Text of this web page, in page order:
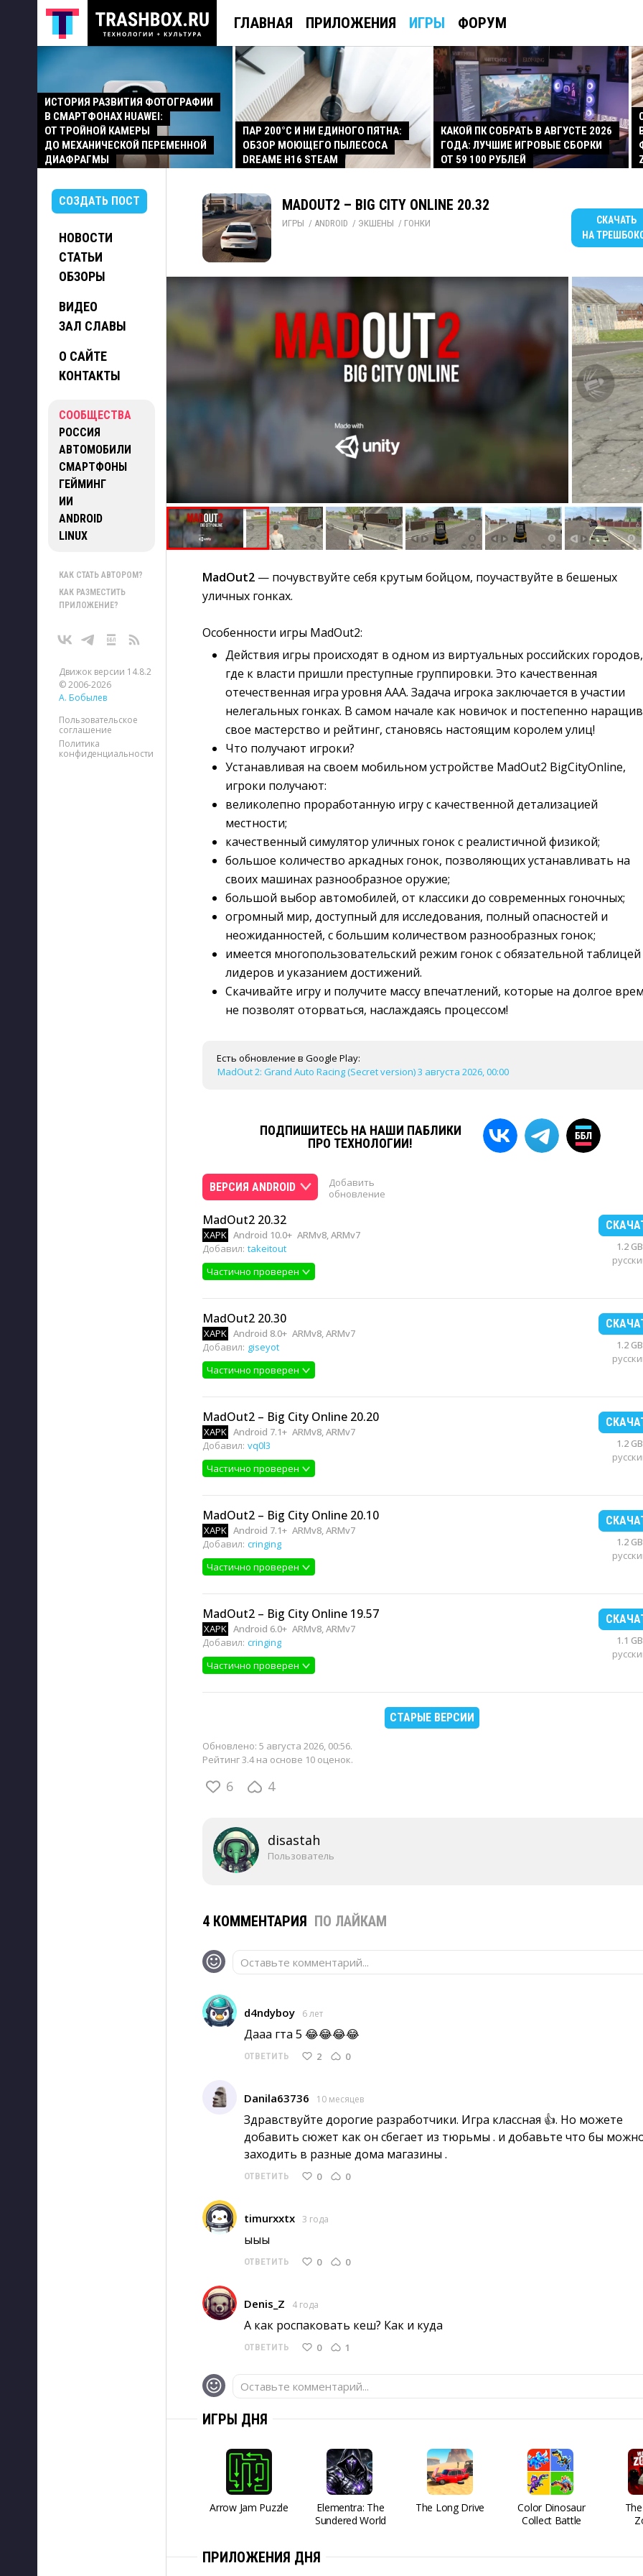
ГЛАВНАЯ ПРИЛОЖЕНИЯ ИГРЫ ФОРУМ
ИСТОРИЯ РАЗВИТИЯ ФОТОГРАФИИ
В СМАРТФОНАХ HUAWEI:
ОТ ТРОЙНОЙ КАМЕРЫ
ДО МЕХАНИЧЕСКОЙ ПЕРЕМЕННОЙ
ДИАФРАГМЫ
ПАР 200°C И НИ ЕДИНОГО ПЯТНА:
ОБЗОР МОЮЩЕГО ПЫЛЕСОСА
DREAME H16 STEAM
КАКОЙ ПК СОБРАТЬ В АВГУСТЕ 2026
ГОДА: ЛУЧШИЕ ИГРОВЫЕ СБОРКИ
ОТ 59 100 РУБЛЕЙ
СОЗДАТЬ ПОСТ
НОВОСТИ
СТАТЬИ
ОБЗОРЫ
ВИДЕО
ЗАЛ СЛАВЫ
О САЙТЕ
КОНТАКТЫ
СООБЩЕСТВА
РОССИЯ
АВТОМОБИЛИ
СМАРТФОНЫ
ГЕЙМИНГ
ИИ
ANDROID
LINUX
КАК СТАТЬ АВТОРОМ?
КАК РАЗМЕСТИТЬ
ПРИЛОЖЕНИЕ?
Движок версии 14.8.2
© 2006-2026
А. Бобылев
Пользовательское
соглашение
Политика
конфиденциальности
MADOUT2 – BIG CITY ONLINE 20.32
ИГРЫ / ANDROID / ЭКШЕНЫ / ГОНКИ
СКАЧАТЬ
НА
MadOut2 — почувствуйте себя крутым бойцом, поучаствуйте в бешеных
уличных гонках.
Особенности игры MadOut2:
Действия игры происходят в одном из виртуальных российских городов,
где к власти пришли преступные группировки. Это качественная
отечественная игра уровня ААА. Задача игрока заключается в участии
нелегальных гонках. В самом начале как новичок и постепенно
свое мастерство и рейтинг, становясь настоящим королем улиц!
Что получают игроки?
Устанавливая на своем мобильном устройстве MadOut2 BigCityOnline,
игроки получают:
великолепно проработанную игру с качественной детализацией
местности;
качественный симулятор уличных гонок с реалистичной физикой;
большое количество аркадных гонок, позволяющих устанавливать на
своих машинах разнообразное оружие;
большой выбор автомобилей, от классики до современных гоночных;
огромный мир, доступный для исследования, полный опасностей и
неожиданностей, с большим количеством разнообразных гонок;
имеется многопользовательский режим гонок с обязательной таблицей
лидеров и указанием достижений.
Скачивайте игру и получите массу впечатлений, которые на долгое
не позволят оторваться, наслаждаясь процессом!
Есть обновление в Google Play:
MadOut 2: Grand Auto Racing (Secret version) 3 августа 2026, 00:00
ПОДПИШИТЕСЬ НА НАШИ ПАБЛИКИ
ПРО ТЕХНОЛОГИИ!
ВЕРСИЯ ANDROID
Добавить
обновление
MadOut2 20.32
XAPK Android 10.0+ ARMv8, ARMv7
Добавил: takeitout
Частично проверен
1.2 GB
MadOut2 20.30
XAPK Android 8.0+ ARMv8, ARMv7
Добавил: giseyot
Частично проверен
1.2 GB
MadOut2 – Big City Online 20.20
XAPK Android 7.1+ ARMv8, ARMv7
Добавил: vq0l3
Частично проверен
1.2 GB
MadOut2 – Big City Online 20.10
XAPK Android 7.1+ ARMv8, ARMv7
Добавил: cringing
Частично проверен
1.2 GB
MadOut2 – Big City Online 19.57
XAPK Android 6.0+ ARMv8, ARMv7
Добавил: cringing
Частично проверен
1.1 GB
СТАРЫЕ ВЕРСИИ
Обновлено: 5 августа 2026, 00:56.
Рейтинг 3.4 на основе 10 оценок.
6 4
disastah
Пользователь
4 КОММЕНТАРИЯ ПО ЛАЙКАМ
Оставьте комментарий...
d4ndyboy 6 лет
Дааа гта 5 😂😂😂😂
ОТВЕТИТЬ 2 0
Danila63736 10 месяцев
Здравствуйте дорогие разработчики. Игра классная 👍. Но можете
добавить сюжет как он сбегает из тюрьмы . и добавьте что бы
заходить в разные дома магазины .
ОТВЕТИТЬ 0 0
timurxxtx 3 года
ыыы
ОТВЕТИТЬ 0 0
Denis_Z 4 года
А как роспаковать кеш? Как и куда
ОТВЕТИТЬ 0 1
Оставьте комментарий...
ИГРЫ ДНЯ
Arrow Jam Puzzle
Elementra: The
Sundered World
The Long Drive
Color Dinosaur
Collect Battle
ПРИЛОЖЕНИЯ ДНЯ